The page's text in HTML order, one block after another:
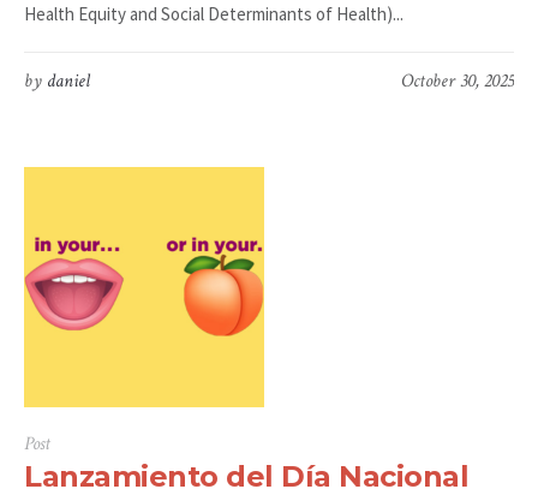
Health Equity and Social Determinants of Health)...
October 30, 2025
by daniel
Post
Lanzamiento del Día Nacional